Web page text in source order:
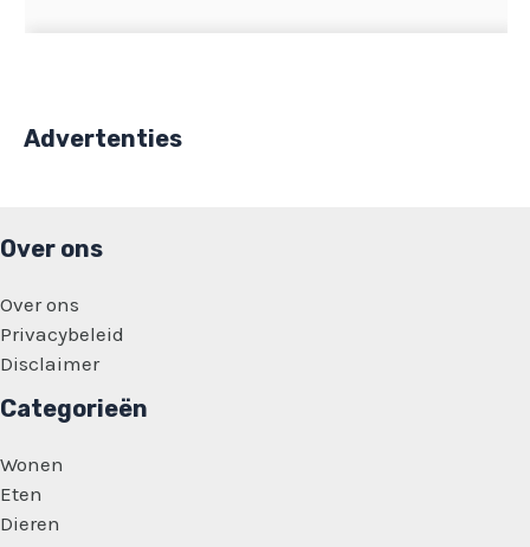
Advertenties
Over ons
Over ons
Privacybeleid
Disclaimer
Categorieën
Wonen
Eten
Dieren